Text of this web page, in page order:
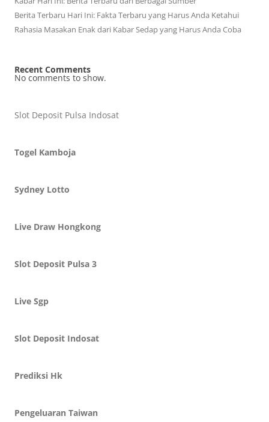
Berita Terbaru Hari Ini: Fakta Terbaru yang Harus Anda Ketahui
Rahasia Masakan Enak dari Kabar Sedap yang Harus Anda Coba
Recent Comments
No comments to show.
Slot Deposit Pulsa Indosat
Togel Kamboja
Sydney Lotto
Live Draw Hongkong
Slot Deposit Pulsa 3
Live Sgp
Slot Deposit Indosat
Prediksi Hk
Pengeluaran Taiwan